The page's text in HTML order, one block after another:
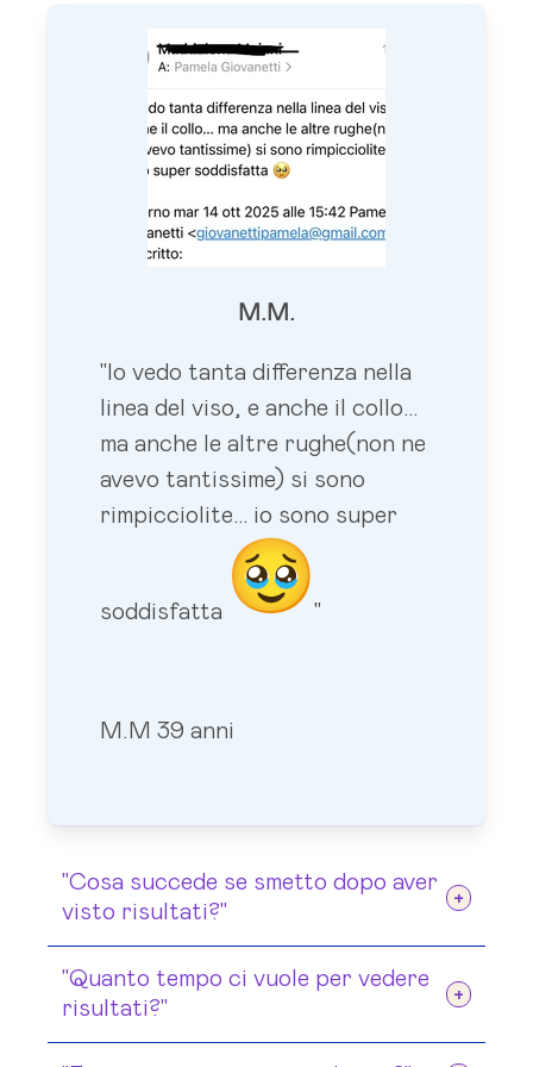
M.M.
"Io vedo tanta differenza nella
linea del viso, e anche il collo…
ma anche le altre rughe(non ne
avevo tantissime) si sono
rimpicciolite… io sono super
soddisfatta "
M.M 39 anni
"Cosa succede se smetto dopo aver
visto risultati?"
Come in palestra.Se smetti di allenarti,
i muscoli tornano deboli.Ma hai due
vantaggi:
"Quanto tempo ci vuole per vedere
risultati?"